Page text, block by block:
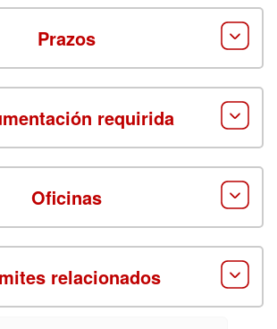
Prazos
requirida
Oficinas
relacionados